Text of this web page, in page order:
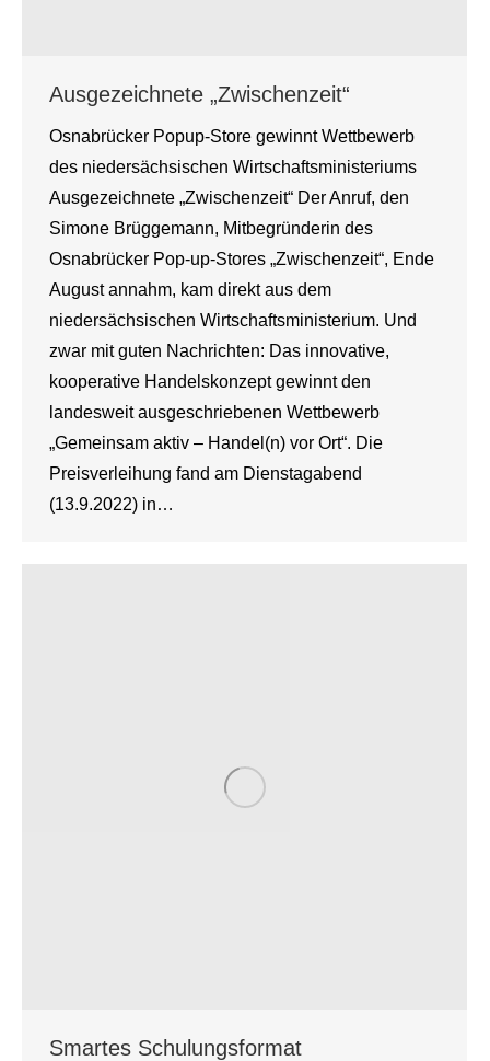
Ausgezeichnete „Zwischenzeit“
Osnabrücker Popup-Store gewinnt Wettbewerb
des niedersächsischen Wirtschaftsministeriums
Ausgezeichnete „Zwischenzeit“ Der Anruf, den
Simone Brüggemann, Mitbegründerin des
Osnabrücker Pop-up-Stores „Zwischenzeit“, Ende
August annahm, kam direkt aus dem
niedersächsischen Wirtschaftsministerium. Und
zwar mit guten Nachrichten: Das innovative,
kooperative Handelskonzept gewinnt den
landesweit ausgeschriebenen Wettbewerb
„Gemeinsam aktiv – Handel(n) vor Ort“. Die
Preisverleihung fand am Dienstagabend
(13.9.2022) in…
Smartes Schulungsformat